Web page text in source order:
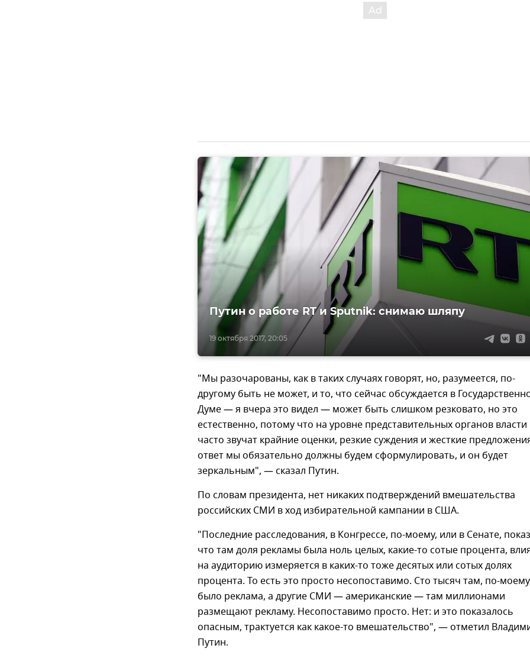
19 октября 2017, 20:05
Путин о работе RT и Sputnik: снимаю шляпу
"Мы разочарованы, как в таких случаях говорят, но, разумеется, по-
другому быть не может, и то, что сейчас обсуждается в
Думе — я вчера это видел — может быть слишком резковато, но это
естественно, потому что на уровне представительных органов власти
часто звучат крайние оценки, резкие суждения и жесткие
ответ мы обязательно должны будем сформулировать, и он будет
зеркальным", — сказал Путин.
По словам президента, нет никаких подтверждений вмешательства
российских СМИ в ход избирательной кампании в США.
"Последние расследования, в Конгрессе, по-моему, или в Сенате,
что там доля рекламы была ноль целых, какие-то сотые процента,
на аудиторию измеряется в каких-то тоже десятых или сотых долях
процента. То есть это просто несопоставимо. Сто тысяч там, по-
было реклама, а другие СМИ — американские — там миллионами
размещают рекламу. Несопоставимо просто. Нет: и это показалось
опасным, трактуется как какое-то вмешательство", — отметил
Путин.